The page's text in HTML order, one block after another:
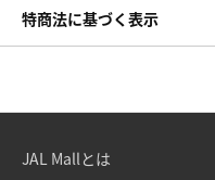
特商法に基づく表示
JAL Mallとは